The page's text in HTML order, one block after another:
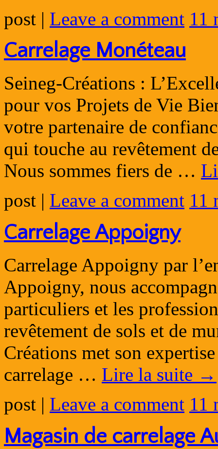
post | Leave a comment 11
Carrelage Monéteau
Seineg-Créations :
pour vos Projets de Vie
votre partenaire de
qui touche au revêtement
Nous sommes fiers de …
post | Leave a comment 11
Carrelage Appoigny
Carrelage Appoigny par
Appoigny, nous
particuliers et les
revêtement de sols et de
Créations met son
carrelage … Lire la suite →
post | Leave a comment 11
Magasin de carrelage